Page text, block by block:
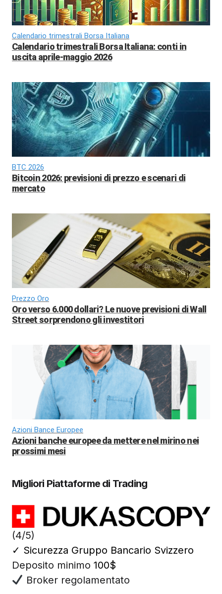
Calendario trimestrali Borsa Italiana
Calendario trimestrali Borsa Italiana: conti in
uscita aprile-maggio 2026
BTC 2026
Bitcoin 2026: previsioni di prezzo e scenari di
mercato
Prezzo Oro
Oro verso 6.000 dollari? Le nuove previsioni di Wall
Street sorprendono gli investitori
Azioni Bance Europee
Azioni banche europee da mettere nel mirino nei
prossimi mesi
Migliori Piattaforme di Trading
(4/5)
✓ Sicurezza Gruppo Bancario Svizzero
Deposito minimo 100$
Broker regolamentato